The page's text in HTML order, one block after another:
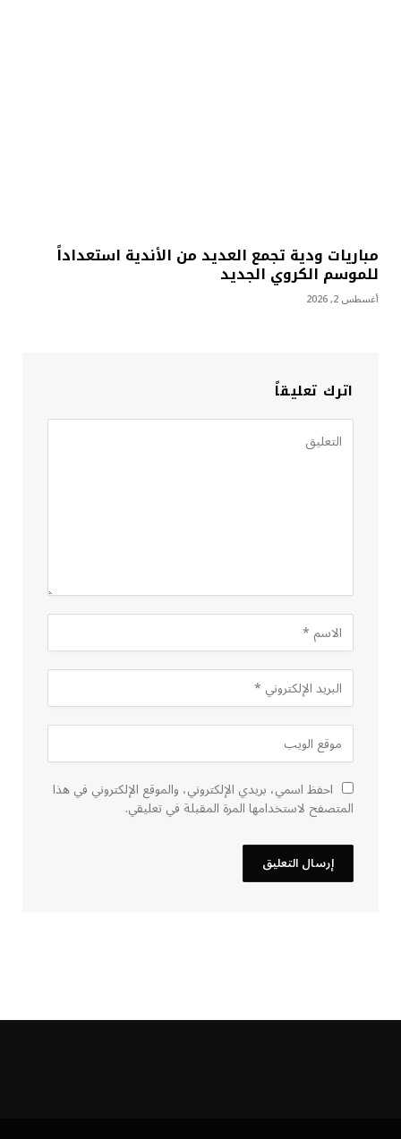
مباريات ودية تجمع العديد من الأندية استعداداً
للموسم الكروي الجديد
أغسطس 2, 2026
اترك تعليقاً
احفظ اسمي، بريدي الإلكتروني، والموقع الإلكتروني في هذا
المتصفح لاستخدامها المرة المقبلة في تعليقي.